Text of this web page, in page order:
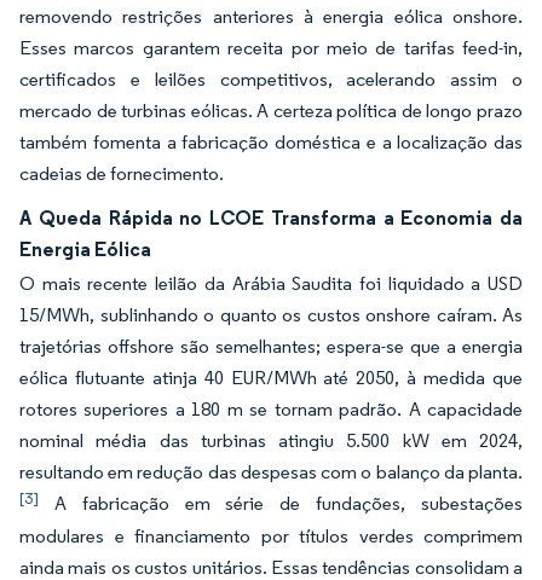
removendo restrições anteriores à energia eólica onshore.
Esses marcos garantem receita por meio de tarifas feed-in,
certificados e leilões competitivos, acelerando assim o
mercado de turbinas eólicas. A certeza política de longo prazo
também fomenta a fabricação doméstica e a localização das
cadeias de fornecimento.
A Queda Rápida no LCOE Transforma a Economia da
Energia Eólica
O mais recente leilão da Arábia Saudita foi liquidado a USD
15/MWh, sublinhando o quanto os custos onshore caíram. As
trajetórias offshore são semelhantes; espera-se que a energia
eólica flutuante atinja 40 EUR/MWh até 2050, à medida que
rotores superiores a 180 m se tornam padrão. A capacidade
nominal média das turbinas atingiu 5.500 kW em 2024,
resultando em redução das despesas com o balanço da planta.
[3]
A fabricação em série de fundações, subestações
modulares e financiamento por títulos verdes comprimem
ainda mais os custos unitários. Essas tendências consolidam a